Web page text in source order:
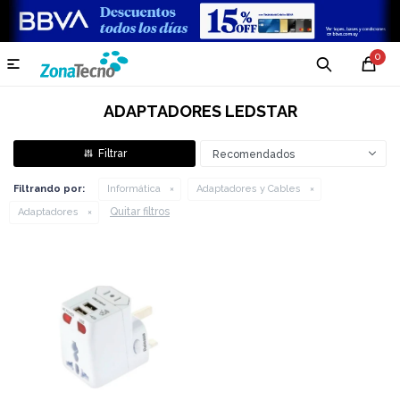
0

ADAPTADORES LEDSTAR
Recomendados
Filtrando por: Informática
Adaptadores y Cables
Adaptadores
Quitar filtros